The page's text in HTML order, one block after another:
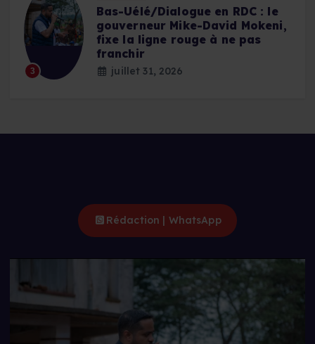
3
Bas-Uélé/Dialogue en RDC : le
gouverneur Mike-David Mokeni,
fixe la ligne rouge à ne pas
franchir
juillet 31, 2026
Rédaction | WhatsApp